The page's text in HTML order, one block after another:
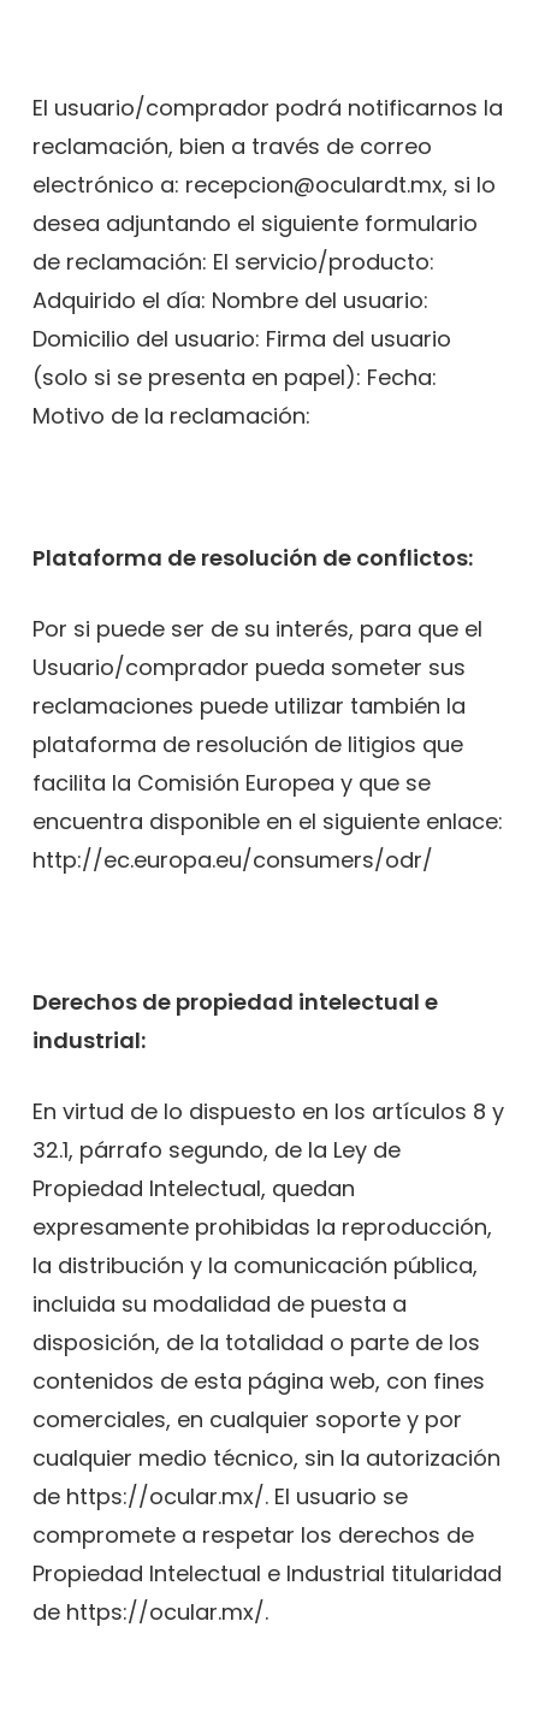
El usuario/comprador podrá notificarnos la
reclamación, bien a través de correo
electrónico a: recepcion@oculardt.mx, si lo
desea adjuntando el siguiente formulario
de reclamación: El servicio/producto:
Adquirido el día: Nombre del usuario:
Domicilio del usuario: Firma del usuario
(solo si se presenta en papel): Fecha:
Motivo de la reclamación:
Plataforma de resolución de conflictos:
Por si puede ser de su interés, para que el
Usuario/comprador pueda someter sus
reclamaciones puede utilizar también la
plataforma de resolución de litigios que
facilita la Comisión Europea y que se
encuentra disponible en el siguiente enlace:
http://ec.europa.eu/consumers/odr/
Derechos de propiedad intelectual e
industrial:
En virtud de lo dispuesto en los artículos 8 y
32.1, párrafo segundo, de la Ley de
Propiedad Intelectual, quedan
expresamente prohibidas la reproducción,
la distribución y la comunicación pública,
incluida su modalidad de puesta a
disposición, de la totalidad o parte de los
contenidos de esta página web, con fines
comerciales, en cualquier soporte y por
cualquier medio técnico, sin la autorización
de https://ocular.mx/. El usuario se
compromete a respetar los derechos de
Propiedad Intelectual e Industrial titularidad
de https://ocular.mx/.